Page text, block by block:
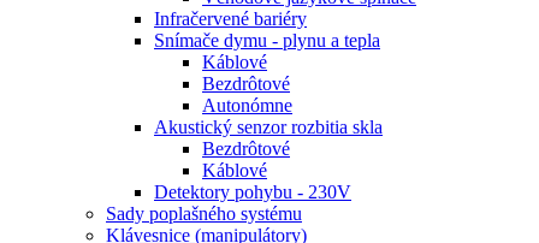
Infračervené bariéry
Snímače dymu - plynu a tepla
Káblové
Bezdrôtové
Autonómne
Akustický senzor rozbitia skla
Bezdrôtové
Káblové
Detektory pohybu - 230V
Sady poplašného systému
Klávesnice (manipulátory)